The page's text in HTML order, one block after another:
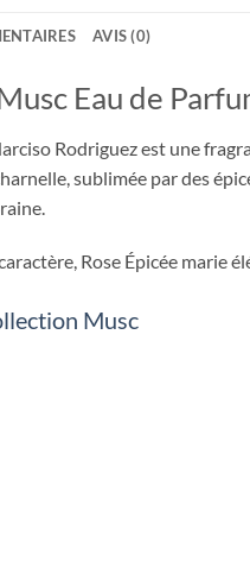
AVIS (0)
Eau de
Rodriguez est une
sublimée par des
Rose Épicée marie
Musc